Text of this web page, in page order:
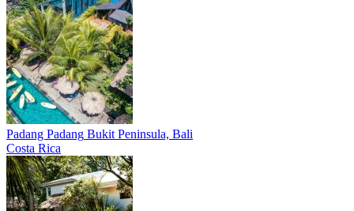
Padang Padang Bukit Peninsula, Bali
Costa Rica